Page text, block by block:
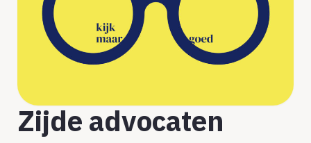
Zijde advocaten